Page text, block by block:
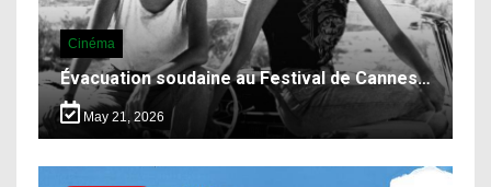
Cinéma
Évacuation soudaine au Festival de Cannes…
May 21, 2026